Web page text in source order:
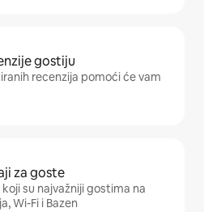
gostiju
recenzija pomoći će vam
za goste
su najvažniji gostima na
Wi-Fi i Bazen